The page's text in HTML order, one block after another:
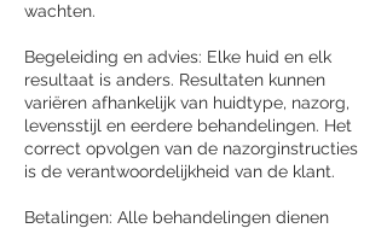
wachten.
Begeleiding en advies: Elke huid en elk
resultaat is anders. Resultaten kunnen
variëren afhankelijk van huidtype, nazorg,
levensstijl en eerdere behandelingen. Het
correct opvolgen van de nazorginstructies
is de verantwoordelijkheid van de klant.
Betalingen: Alle behandelingen dienen